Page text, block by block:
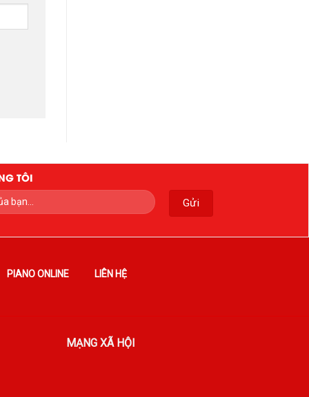
TÔI
PIANO ONLINE LIÊN HỆ
MẠNG XÃ HỘI